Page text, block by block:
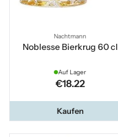
Nachtmann
Noblesse Bierkrug 60 cl
Auf Lager
€18.22
Kaufen